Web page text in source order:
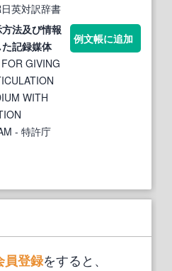
英対訳辞書
法及び情報
記録媒体
GIVING
WITH
- 特許庁
例文帳に追加
員登録をすると、